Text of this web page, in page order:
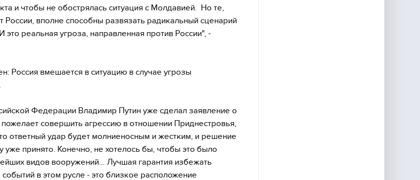
и чтобы не обострялась ситуация с Молдавией. Но те,
России, вполне способны развязать радикальный сценарий
это реальная угроза, направленная против России", -
Россия вмешается в ситуацию в случае угрозы
Федерации Владимир Путин уже сделал заявление о
пожелает совершить агрессию в отношении Приднестровья,
ответный удар будет молниеносным и жестким, и решение
уже принято. Конечно, не хотелось бы, чтобы это было
видов вооружений… Лучшая гарантия избежать
в этом русле - это близкое расположение